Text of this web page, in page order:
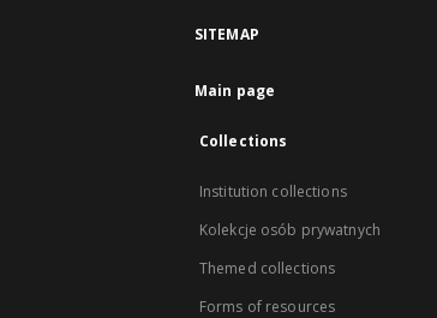
SITEMAP
Main page
Collections
Institution collections
Kolekcje osób prywatnych
Themed collections
Forms of resources